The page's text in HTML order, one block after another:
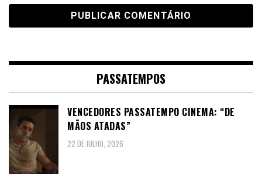
PASSATEMPOS
VENCEDORES PASSATEMPO CINEMA: “DE
MÃOS ATADAS”
22 DE JULHO, 2026